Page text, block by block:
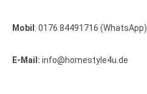
Mobil : 0176 84491716 (WhatsApp)
E-Mail: info@homestyle4u.de